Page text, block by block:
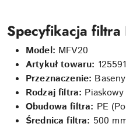
Specyfikacja filtra
Model: MFV20
Artykuł towaru:
Przeznaczenie:
Rodzaj filtra: Piaskowy
Obudowa filtra: PE
Średnica filtra: 500